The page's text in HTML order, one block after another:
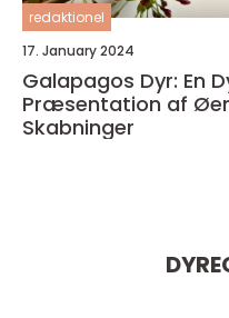
redaktionel
17. January 2024
Galapagos Dyr: En
Præsentation af
Skabninger